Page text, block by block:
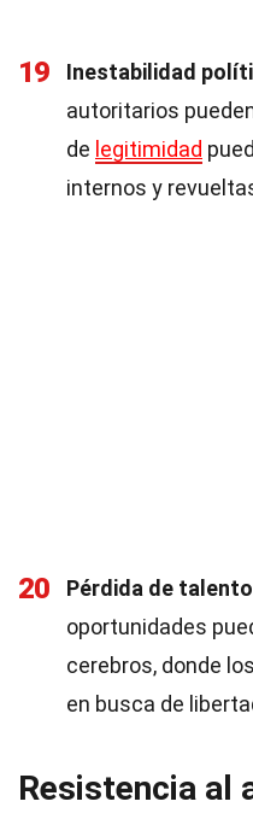
19 Inestabilidad
autoritarios
de legitimidad
internos y
20 Pérdida de talento
oportunidades
cerebros, donde
en busca de
Resistencia al